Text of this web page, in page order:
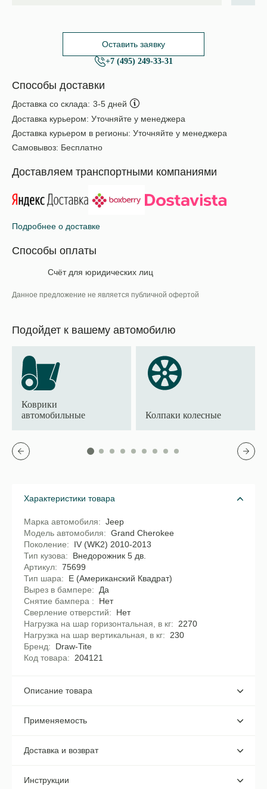
Оставить заявку
+7 (495) 249-33-31
Способы доставки
Доставка со склада: 3-5 дней
Доставка курьером: Уточняйте у менеджера
Доставка курьером в регионы: Уточняйте у менеджера
Самовывоз: Бесплатно
Доставляем транспортными компаниями
Подробнее о доставке
Способы оплаты
Счёт для юридических лиц
Данное предложение не является публичной офертой
Подойдет к вашему автомобилю
Коврики
автомобильные
Колпаки колесные
Характеристики товара
Марка автомобиля
Jeep
Модель автомобиля
Grand Cherokee
Поколение
IV (WK2) 2010-2013
Тип кузова
Внедорожник 5 дв.
Артикул
75699
Тип шара
E (Американский Квадрат)
Вырез в бампере
Да
Снятие бампера
Нет
Сверление отверстий
Нет
Нагрузка на шар горизонтальная, в кг
2270
Нагрузка на шар вертикальная, в кг
230
Бренд
Draw-Tite
Код товара
204121
Описание товара
Применяемость
Доставка и возврат
Инструкции